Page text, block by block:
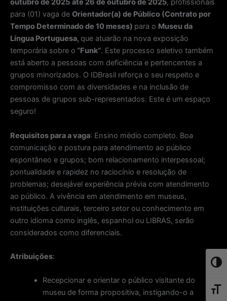
outubro de 2025 até 26 de outubro de 2025, profissionais
para (01) vaga de Orientador(a) de Público (Contrato por
Tempo Determinado de 10 meses) para o Museu da
Língua Portuguesa, que atuarão na nova exposição
temporária sobre o “Funk“. Este processo seletivo também
está aberto a pessoas com deficiência e pertencentes a
grupos minorizados. O IDBrasil reforça o seu respeito e
compromisso com as diversidades e na inclusão de
pessoas de grupos sub-representados. Este é um espaço
seguro!
Requisitos para a vaga: Ensino médio completo. Boa
comunicação e postura para atendimento ao público
espontâneo e grupos; bom relacionamento interpessoal;
pontualidade e rapidez no raciocínio e resolução de
problemas; desejável experiência prévia com atendimento
ao público. A vivência em atendimento em museus,
instituições culturais, terceiro setor ou conhecimento em
outro idioma como inglês, espanhol ou LIBRAS, serão
considerados como diferenciais.
Atribuições:
Recepcionar e orientar o público visitante do
museu de forma propositiva, instigando-o a